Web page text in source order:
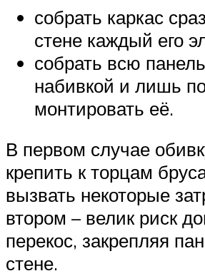
собрать каркас
стене каждый его
собрать всю
набивкой и лишь
монтировать её.
В первом случае
крепить к торцам
вызвать некоторые
втором – велик риск
перекос, закрепляя
стене.